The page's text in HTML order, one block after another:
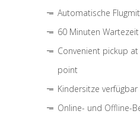
Automatische
60 Minuten
Convenient pickup
point
Kindersitze verfügbar
Online- und Offline-